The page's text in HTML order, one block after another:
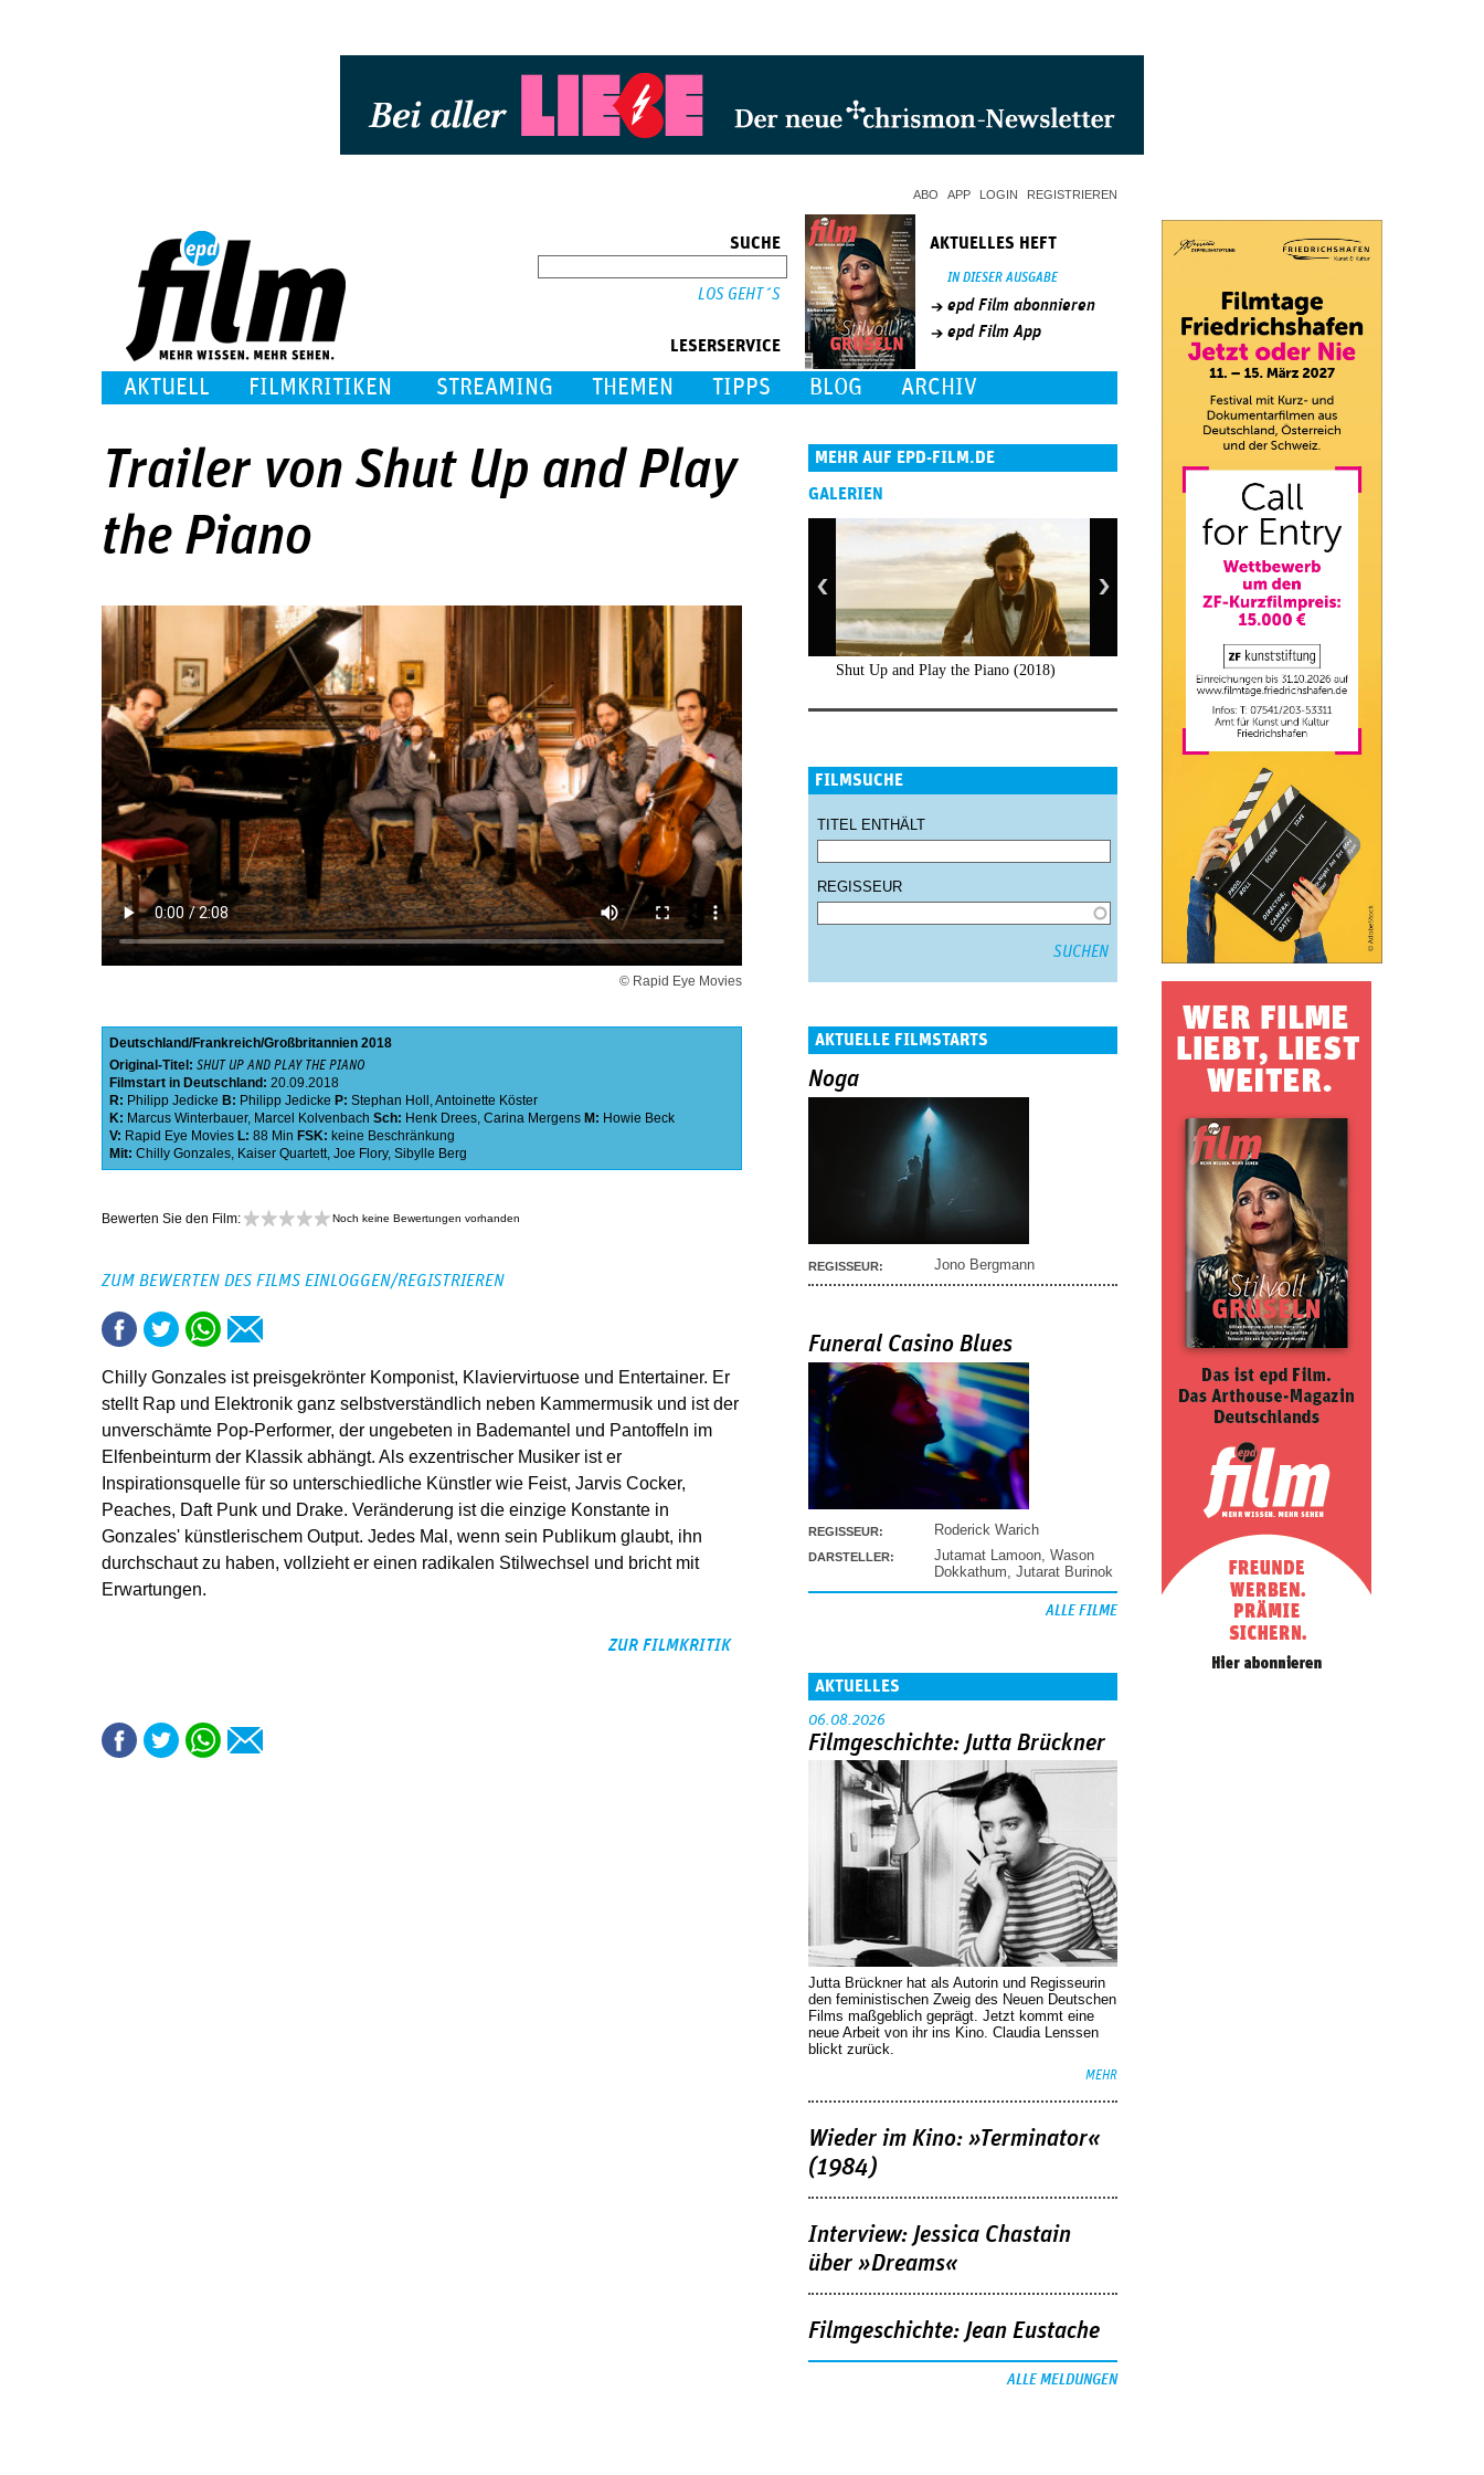
ABO APP LOGIN REGISTRIEREN
SUCHE
LESERSERVICE
AKTUELLES HEFT
IN DIESER AUSGABE
epd Film abonnieren
epd Film App
AKTUELL FILMKRITIKEN STREAMING THEMEN TIPPS BLOG ARCHIV
Trailer von Shut Up and Play
the Piano
© Rapid Eye Movies
Deutschland Frankreich Großbritannien 2018
Original-Titel: SHUT UP AND PLAY THE PIANO
Filmstart in Deutschland: 20.09.2018
R: Philipp Jedicke B: Philipp Jedicke P: Stephan Holl ,Antoinette Köster
K: Marcus Winterbauer, Marcel Kolvenbach Sch: Henk Drees, Carina Mergens M: Howie Beck
V: Rapid Eye Movies L: 88 Min FSK: keine Beschränkung
Mit: Chilly Gonzales, Kaiser Quartett, Joe Flory, Sibylle Berg
Bewerten Sie den Film: Noch keine Bewertungen vorhanden
ZUM BEWERTEN DES FILMS EINLOGGEN/REGISTRIEREN
Chilly Gonzales ist preisgekrönter Komponist, Klaviervirtuose und Entertainer. Er
stellt Rap und Elektronik ganz selbstverständlich neben Kammermusik und ist der
unverschämte Pop-Performer, der ungebeten in Bademantel und Pantoffeln im
Elfenbeinturm der Klassik abhängt. Als exzentrischer Musiker ist er
Inspirationsquelle für so unterschiedliche Künstler wie Feist, Jarvis Cocker,
Peaches, Daft Punk und Drake. Veränderung ist die einzige Konstante in
Gonzales' künstlerischem Output. Jedes Mal, wenn sein Publikum glaubt, ihn
durchschaut zu haben, vollzieht er einen radikalen Stilwechsel und bricht mit
Erwartungen.
ZUR FILMKRITIK
MEHR AUF EPD-FILM.DE
GALERIEN
Shut Up and Play the Piano (2018)
FILMSUCHE
TITEL ENTHÄLT
REGISSEUR
AKTUELLE FILMSTARTS
Noga
REGISSEUR: Jono Bergmann
Funeral Casino Blues
REGISSEUR: Roderick Warich
DARSTELLER: Jutamat Lamoon Wason
Dokkathum Jutarat Burinok
ALLE FILME
AKTUELLES
06.08.2026
Filmgeschichte: Jutta Brückner
Jutta Brückner hat als Autorin und Regisseurin
den feministischen Zweig des Neuen Deutschen
Films maßgeblich geprägt. Jetzt kommt eine
neue Arbeit von ihr ins Kino. Claudia Lenssen
blickt zurück.
MEHR
Wieder im Kino: »Terminator«
(1984)
Interview: Jessica Chastain
über »Dreams«
Filmgeschichte: Jean Eustache
ALLE MELDUNGEN